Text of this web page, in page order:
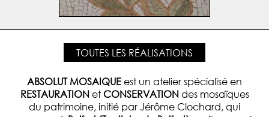
TOUTES LES RÉALISATIONS
ABSOLUT MOSAIQUEest un atelier spécialisé en
RESTAURATIONetCONSERVATIONdes mosaïques
du patrimoine, initié par Jérôme Clochard, qui